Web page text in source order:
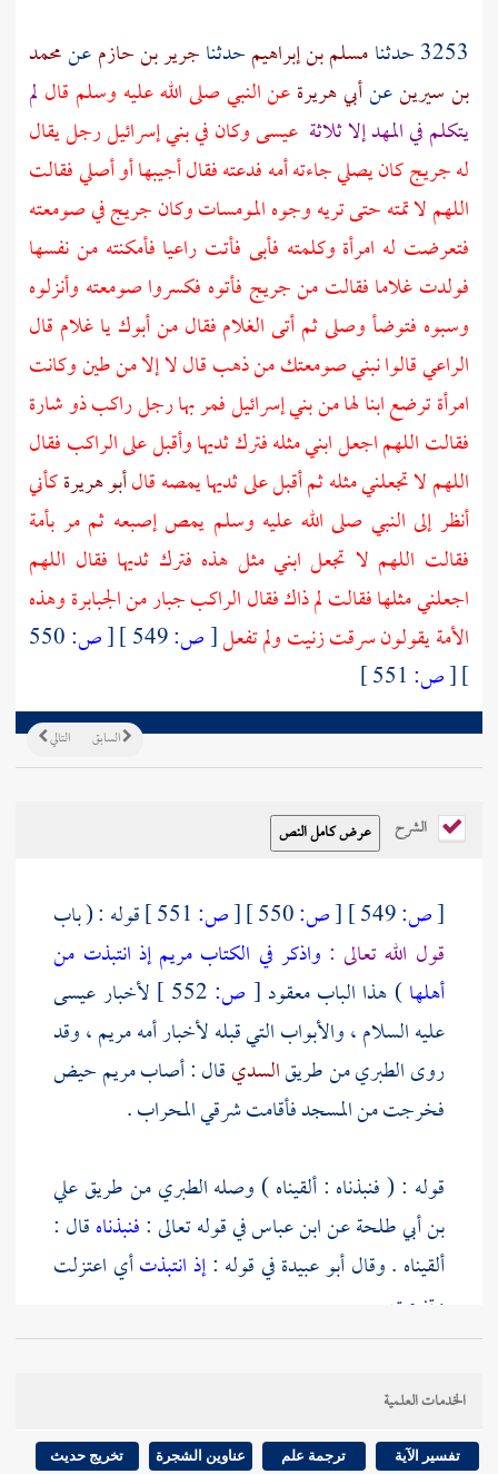
3253 حدثنا
مسلم بن إبراهيمحدثناجرير بن حازمعنمحمد
بن سيرينعنأبي هريرةعن النبي صلى الله عليه وسلم قال لم
يتكلم في المهد إلا ثلاثة عيسىوكان فيبني إسرائيلرجل يقال
لهجريجكان يصلي جاءته أمه فدعته فقال أجيبها أو أصلي فقالت
اللهم لا تمته حتى تريه وجوه المومسات وكانجريجفي صومعته
فتعرضت له امرأة وكلمته فأبى فأتت راعيا فأمكنته من نفسها
فولدت غلاما فقالت منجريج فأتوه فكسروا صومعته وأنزلوه
وسبوه فتوضأ وصلى ثم أتى الغلام فقال من أبوك يا غلام قال
الراعي قالوا نبني صومعتك من ذهب قال لا إلا من طين وكانت
امرأة ترضع ابنا لها منبني إسرائيلفمر بها رجل راكب ذو شارة
فقالت اللهم اجعل ابني مثله فترك ثديها وأقبل على الراكب فقال
اللهم لا تجعلني مثله ثم أقبل على ثديها يمصه قالأبو هريرةكأني
أنظر إلى النبي صلى الله عليه وسلم يمص إصبعه ثم مر بأمة
فقالت اللهم لا تجعل ابني مثل هذه فترك ثديها فقال اللهم
اجعلني مثلها فقالت لم ذاك فقال الراكب جبار من الجبابرة وهذه
الأمة يقولون سرقت زنيت ولم تفعل[ص: [ص:550
]
[ص:
التالي السابق
الشرح
[ص: [ص: [ص:
قوله : ( باب
قول الله تعالى : واذكر في الكتاب مريم إذ انتبذت من
أهلها) هذا الباب معقود[ ص: لأخبارعيسى
عليه السلام ، والأبواب التي قبله لأخبارأمه مريم، وقد
روىالطبريمن طريقالسديقال : أصابمريمحيض
فخرجت من المسجد فأقامت شرقي المحراب .
قوله : ( فنبذناه : ألقيناه ) وصلهالطبريمن طريقعلي
بن أبي طلحةعنابن عباسفي قوله تعالى :فنبذناهقال :
ألقيناه . وقالأبو عبيدةفي قوله :إذ انتبذتأي اعتزلت
وتنحت .
قوله : ( اعتزلت شرقيا مما يلي الشرق ) قال
مكانا شرقيا
من الغربي الذي يلي الغرب .
الخدمات العلمية
تفسير الآية ترجمة علم عناوين الشجرة تخريج حديث